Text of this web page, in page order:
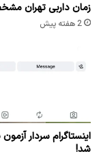
زمان داربی تهران
2 هفته پیش
اینستاگرام سردار
شد!